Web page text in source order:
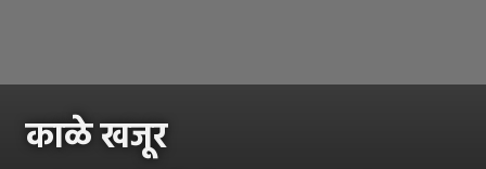
काळे खजूर